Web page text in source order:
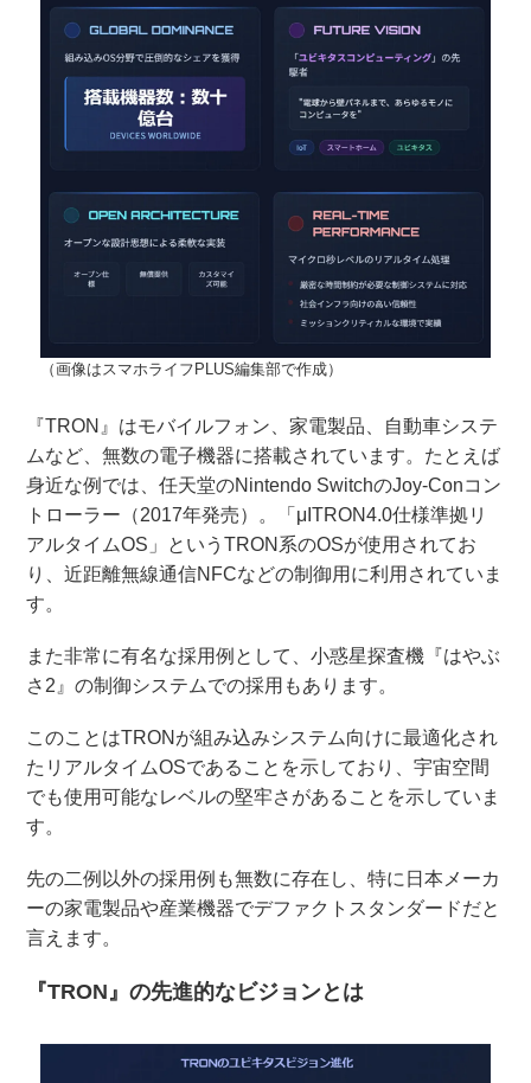
（画像はスマホライフPLUS編集部で作成）
『TRON』はモバイルフォン、家電製品、自動車システ
ムなど、無数の電子機器に搭載されています。たとえば
身近な例では、任天堂のNintendo SwitchのJoy-Conコン
トローラー（2017年発売）。「μITRON4.0仕様準拠リ
アルタイムOS」というTRON系のOSが使用されてお
り、近距離無線通信NFCなどの制御用に利用されていま
す。
また非常に有名な採用例として、小惑星探査機『はやぶ
さ2』の制御システムでの採用もあります。
このことはTRONが組み込みシステム向けに最適化され
たリアルタイムOSであることを示しており、宇宙空間
でも使用可能なレベルの堅牢さがあることを示していま
す。
先の二例以外の採用例も無数に存在し、特に日本メーカ
ーの家電製品や産業機器でデファクトスタンダードだと
言えます。
『TRON』の先進的なビジョンとは